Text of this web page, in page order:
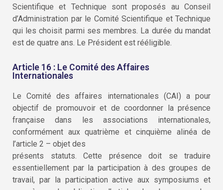
Scientifique et Technique sont proposés au Conseil
d’Administration par le Comité Scientifique et Technique
qui les choisit parmi ses membres. La durée du mandat
est de quatre ans. Le Président est rééligible.
Article 16 : Le Comité des Affaires
Internationales
Le Comité des affaires internationales (CAI) a pour
objectif de promouvoir et de coordonner la présence
française dans les associations internationales,
conformément aux quatrième et cinquième alinéa de
l’article 2 – objet des
présents statuts. Cette présence doit se traduire
essentiellement par la participation à des groupes de
travail, par la participation active aux symposiums et